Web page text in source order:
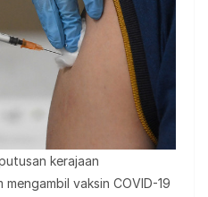
kerajaan
vaksin COVID-19